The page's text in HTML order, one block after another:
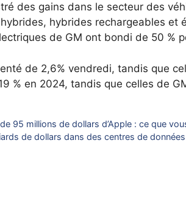
des gains dans le secteur des
hybrides rechargeables et
de GM ont bondi de 50 %
de 2,6% vendredi, tandis que
% en 2024, tandis que celles de
95 millions de dollars d’Apple : ce que
de dollars dans des centres de